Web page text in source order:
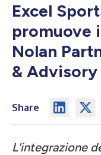
Excel
promuove
Nolan
& Advisory
Share
L'integrazione